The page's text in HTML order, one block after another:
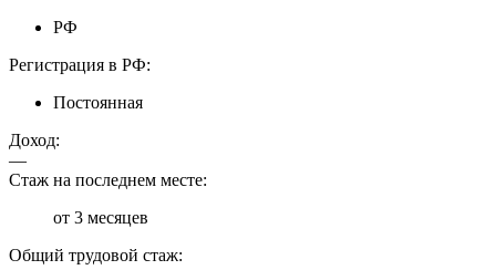
РФ
Регистрация в РФ:
Постоянная
Доход:
—
Стаж на последнем месте:
от 3 месяцев
Общий трудовой стаж: